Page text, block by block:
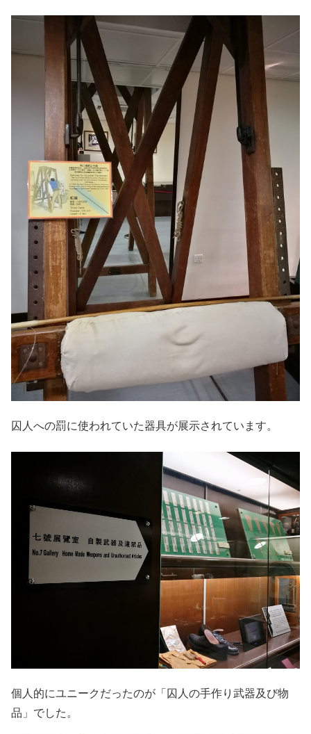
囚人への罰に使われていた器具が展示されています。
個人的にユニークだったのが「囚人の手作り武器及び物
品」でした。